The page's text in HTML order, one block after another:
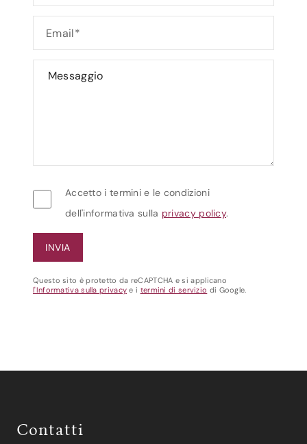
Accetto i termini e le condizioni
dell'informativa sulla privacy policy.
Questo sito è protetto da reCAPTCHA e si applicano
l'Informativa sulla privacy e i termini di servizio di Google.
Contatti